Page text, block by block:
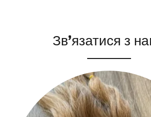
Зв’язатися з